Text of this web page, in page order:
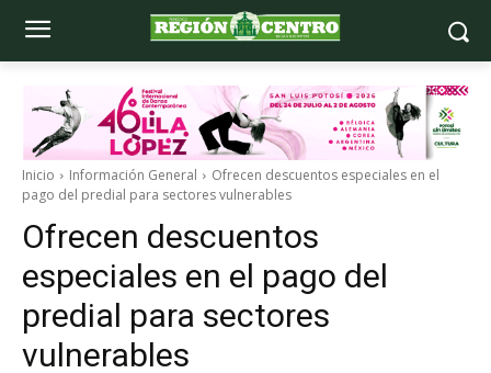
Inicio Información General
Ofrecen descuentos especiales en el
pago del predial para sectores vulnerables
Ofrecen descuentos
especiales en el pago del
predial para sectores
vulnerables